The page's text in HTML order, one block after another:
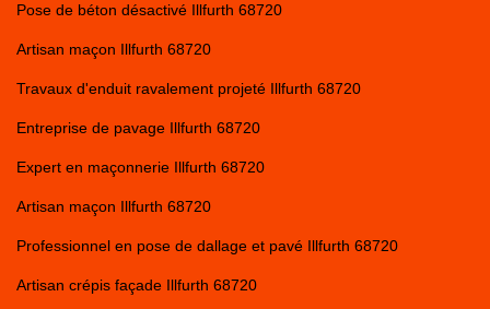
Pose de béton désactivé Illfurth 68720
Artisan maçon Illfurth 68720
Travaux d'enduit ravalement projeté Illfurth 68720
Entreprise de pavage Illfurth 68720
Expert en maçonnerie Illfurth 68720
Artisan maçon Illfurth 68720
Professionnel en pose de dallage et pavé Illfurth 68720
Artisan crépis façade Illfurth 68720